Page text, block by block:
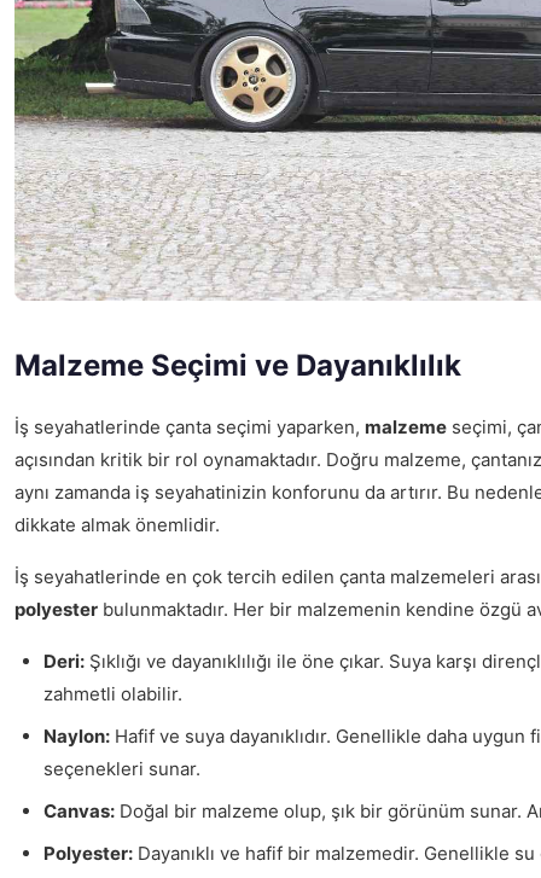
Malzeme Seçimi ve Dayanıklılık
İş seyahatlerinde çanta seçimi yaparken, malzeme seçimi,
açısından kritik bir rol oynamaktadır. Doğru malzeme,
aynı zamanda iş seyahatinizin konforunu da artırır. Bu
dikkate almak önemlidir.
İş seyahatlerinde en çok tercih edilen çanta malzemeleri
polyester bulunmaktadır. Her bir malzemenin kendine özgü
Deri: Şıklığı ve dayanıklılığı ile öne çıkar. Suya karşı
zahmetli olabilir.
Naylon: Hafif ve suya dayanıklıdır. Genellikle daha uygun
seçenekleri sunar.
Canvas: Doğal bir malzeme olup, şık bir görünüm sunar.
Polyester: Dayanıklı ve hafif bir malzemedir. Genellikle